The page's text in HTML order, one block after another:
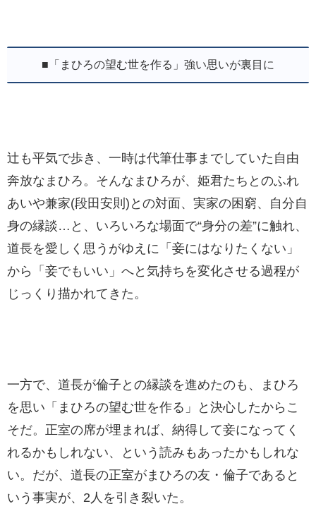
■「まひろの望む世を作る」強い思いが裏目に
辻も平気で歩き、一時は代筆仕事までしていた自由
奔放なまひろ。そんなまひろが、姫君たちとのふれ
あいや兼家(段田安則)との対面、実家の困窮、自分自
身の縁談…と、いろいろな場面で“身分の差”に触れ、
道長を愛しく思うがゆえに「妾にはなりたくない」
から「妾でもいい」へと気持ちを変化させる過程が
じっくり描かれてきた。
一方で、道長が倫子との縁談を進めたのも、まひろ
を思い「まひろの望む世を作る」と決心したからこ
そだ。正室の席が埋まれば、納得して妾になってく
れるかもしれない、という読みもあったかもしれな
い。だが、道長の正室がまひろの友・倫子であると
いう事実が、2人を引き裂いた。